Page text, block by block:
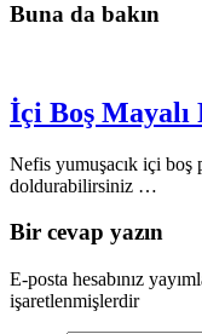
Buna da bakın
İçi Boş Mayalı
Nefis yumuşacık içi boş
doldurabilirsiniz …
Bir cevap yazın
E-posta hesabınız
işaretlenmişlerdir